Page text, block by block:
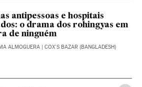
antipessoas e hospitais
o drama dos rohingyas em
de ninguém
ALMOGUERA | COX'S BAZAR (BANGLADESH)